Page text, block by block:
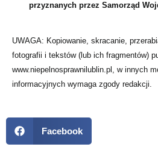
przyznanych przez Samorząd
UWAGA: Kopiowanie, skracanie,
fotografii i tekstów (lub ich fragmentów)
www.niepelnosprawnilublin.pl, w innych
informacyjnych wymaga zgody redakcji.
Facebook